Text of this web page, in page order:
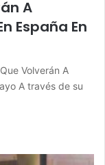
A
España En
Volverán A
A través de su